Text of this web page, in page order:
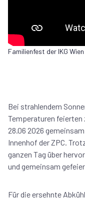
Familienfest der IKG
Bei strahlendem
Temperaturen feierten
28.06 2026
Innenhof der ZPC.
ganzen Tag über
und gemeinsam
Für die ersehnte